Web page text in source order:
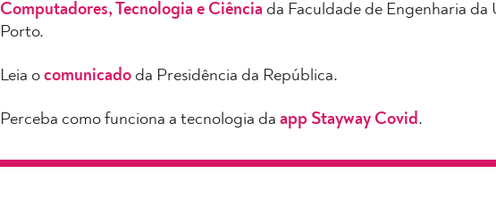
Computadores, Tecnologia e Ciência da Faculdade de Engenharia da
Porto.
Leia o comunicado da Presidência da República.
Perceba como funciona a tecnologia da app Stayway Covid.